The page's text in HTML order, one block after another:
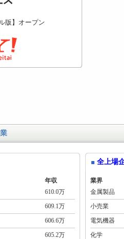
版】オープン
年収
610.0万
609.1万
606.6万
605.2万
全上場
業界
金属製品
小売業
電気機器
化学